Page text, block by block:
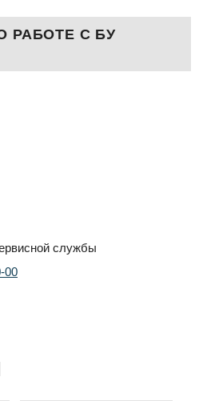
РАБОТЕ С БУ
службы
00